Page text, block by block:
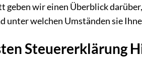
geben wir einen Überblick
unter welchen Umständen sie
Steuererklärung